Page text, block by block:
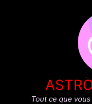
Tout ce que